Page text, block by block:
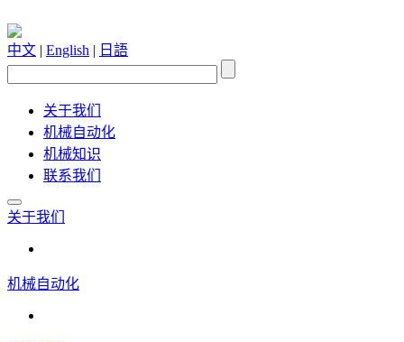
中文 | English | 日語
关于我们
机械自动化
机械知识
联系我们
关于我们
机械自动化